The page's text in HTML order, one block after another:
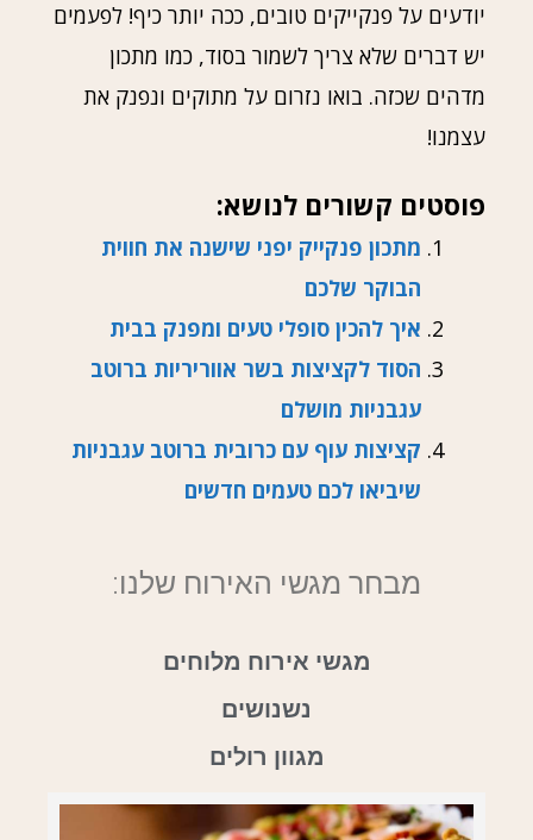
יודעים על פנקייקים טובים, ככה יותר כיף! לפעמים
יש דברים שלא צריך לשמור בסוד, כמו מתכון
מדהים שכזה. בואו נזרום על מתוקים ונפנק את
עצמנו!
פוסטים קשורים לנושא:
מתכון פנקייק יפני שישנה את חווית
הבוקר שלכם
איך להכין סופלי טעים ומפנק בבית
הסוד לקציצות בשר אווריריות ברוטב
עגבניות מושלם
קציצות עוף עם כרובית ברוטב עגבניות
שיביאו לכם טעמים חדשים
מבחר מגשי האירוח שלנו:
מגשי אירוח מלוחים
נשנושים
מגוון רולים